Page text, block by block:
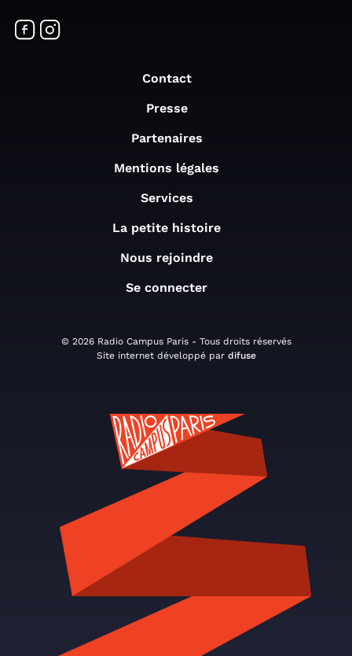
Contact
Presse
Partenaires
Mentions légales
Services
La petite histoire
Nous rejoindre
Se connecter
© 2026 Radio Campus Paris - Tous droits réservés
Site internet développé par difuse